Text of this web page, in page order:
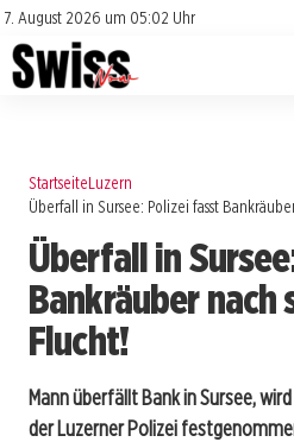
7. August 2026 um 05:02 Uhr
Impressum
Datenschutz
Jobs
Events
StartseiteLuzern
Überfall in Sursee: Polizei fasst
Überfall in
Bankräuber
Flucht!
Mann überfällt Bank in Sursee,
der Luzerner Polizei